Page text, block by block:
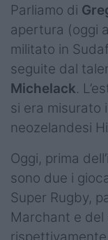
Parliamo di
apertura (oggi
militato in
seguite dal
Michelack.
si era misurato
neozelandesi
Oggi, prima
sono due i
Super Rugby,
Marchant e del